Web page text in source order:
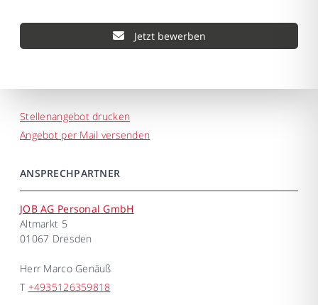
Jetzt bewerben
Stellenangebot drucken
Angebot per Mail versenden
ANSPRECHPARTNER
JOB AG Personal GmbH
Altmarkt 5
01067 Dresden
Herr Marco Genäuß
T +4935126359818